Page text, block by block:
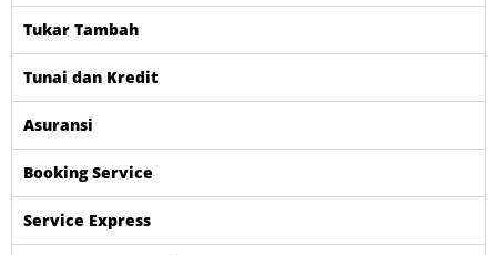
Tukar Tambah
Tunai dan Kredit
Asuransi
Booking Service
Service Express